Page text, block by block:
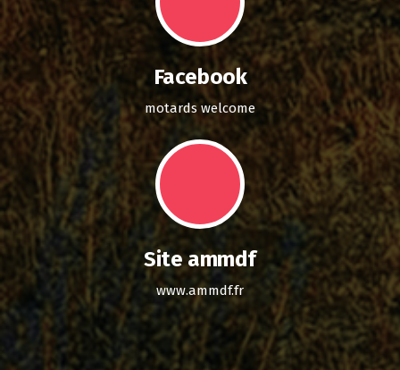
Facebook
motards welcome
Site ammdf
www.ammdf.fr